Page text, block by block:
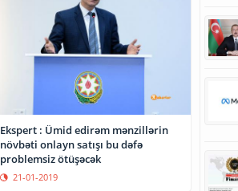
Ekspert : Ümid edirəm mənzillərin
növbəti onlayn satışı bu dəfə
problemsiz ötüşəcək
21-01-2019